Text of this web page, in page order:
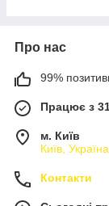
Про нас
99%
Працює з
м. Київ
Київ, Україна
Контакти